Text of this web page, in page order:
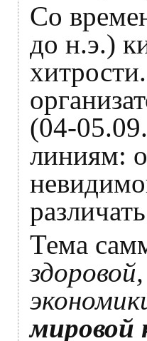
Со
до н.э.)
(04-
линиям:
Тема
мировой